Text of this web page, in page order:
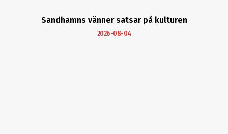
Sandhamns vänner satsar på kulturen
2026-08-04